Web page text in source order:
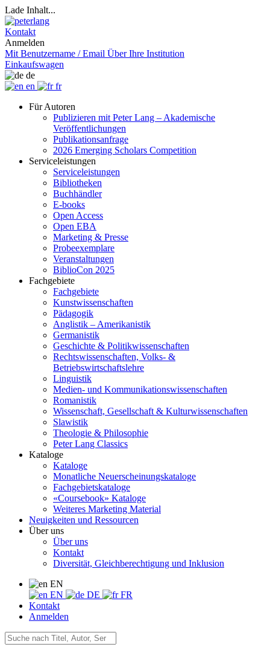
Lade Inhalt...
Kontakt
Anmelden
Mit Benutzername / Email Über Ihre Institution
Einkaufswagen
de
en
fr
Für Autoren
Publizieren mit Peter Lang – Akademische
Veröffentlichungen
Publikationsanfrage
2026 Emerging Scholars Competition
Serviceleistungen
Serviceleistungen
Bibliotheken
Buchhändler
E-books
Open Access
Open EBA
Marketing & Presse
Probeexemplare
Veranstaltungen
BiblioCon 2025
Fachgebiete
Fachgebiete
Kunstwissenschaften
Pädagogik
Anglistik – Amerikanistik
Germanistik
Geschichte & Politikwissenschaften
Rechtswissenschaften, Volks- &
Betriebswirtschaftslehre
Linguistik
Medien- und Kommunikationswissenschaften
Romanistik
Wissenschaft, Gesellschaft & Kulturwissenschaften
Slawistik
Theologie & Philosophie
Peter Lang Classics
Kataloge
Kataloge
Monatliche Neuerscheinungskataloge
Fachgebietskataloge
«Coursebook» Kataloge
Weiteres Marketing Material
Neuigkeiten und Ressourcen
Über uns
Über uns
Kontakt
Diversität, Gleichberechtigung und Inklusion
EN
EN
DE
FR
Kontakt
Anmelden